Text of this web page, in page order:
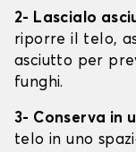
2- Lascialo
riporre il telo,
asciutto per
funghi.
3- Conserva in
telo in uno